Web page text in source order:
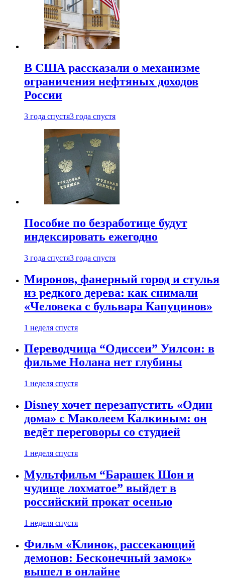
В США рассказали о механизме
ограничения нефтяных доходов
России
3 года спустя3 года спустя
Пособие по безработице будут
индексировать ежегодно
3 года спустя3 года спустя
Миронов, фанерный город и стулья
из редкого дерева: как снимали
«Человека с бульвара Капуцинов»
1 неделя спустя
Переводчица “Одиссеи” Уилсон: в
фильме Нолана нет глубины
1 неделя спустя
Disney хочет перезапустить «Один
дома» с Маколеем Калкиным: он
ведёт переговоры со студией
1 неделя спустя
Мультфильм “Барашек Шон и
чудище лохматое” выйдет в
российский прокат осенью
1 неделя спустя
Фильм «Клинок, рассекающий
демонов: Бесконечный замок»
вышел в онлайне